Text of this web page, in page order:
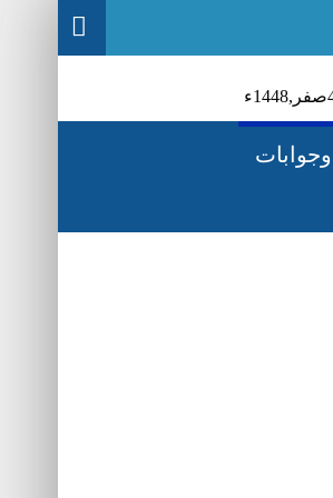
صفر‬, 1448ء